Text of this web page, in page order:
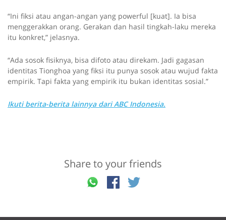
“Ini fiksi atau angan-angan yang powerful [kuat]. Ia bisa
menggerakkan orang. Gerakan dan hasil tingkah-laku mereka
itu konkret,” jelasnya.
“Ada sosok fisiknya, bisa difoto atau direkam. Jadi gagasan
identitas Tionghoa yang fiksi itu punya sosok atau wujud fakta
empirik. Tapi fakta yang empirik itu bukan identitas sosial.”
Ikuti berita-berita lainnya dari ABC Indonesia.
Share to your friends